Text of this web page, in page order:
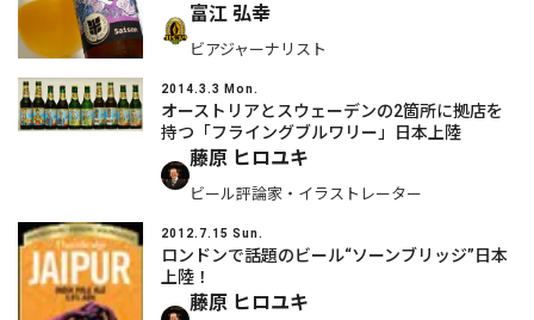
富江 弘幸
ビアジャーナリスト
2014.3.3 Mon.
オーストリアとスウェーデンの2箇所に拠店を
持つ「フライングブルワリー」日本上陸
藤原 ヒロユキ
ビール評論家・イラストレーター
2012.7.15 Sun.
ロンドンで話題のビール“ソーンブリッジ”日本
上陸！
藤原 ヒロユキ